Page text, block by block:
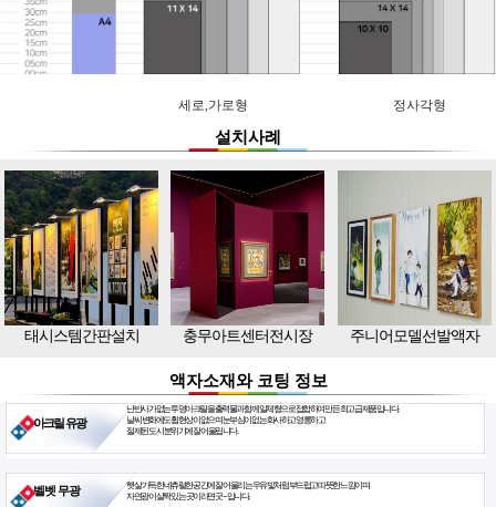
세로,가로형 정사각형
설치사례
태시스템간판설치 충무아트센터전시장 주니어모델선발액자
액자소재와 코팅 정보
아크릴 유광
난반사가 없는 투명아크릴을 출력물과 함께 일체형으로 접합하여 만든 최고급 제품입니다.
날씨 변화에도 휨현상이 없으며 눈부심이 없는 화사하고 영롱하고
절제된 도시 분위기에 잘 어울립니다.
벨벳 무광
햇살 가득한 네츄럴한 공간에 잘 어울리는 우유빛처럼 부드럽고 따뜻한 느낌이며
자연광이 살짝 있는 곳이라면 굿~ 입니다.